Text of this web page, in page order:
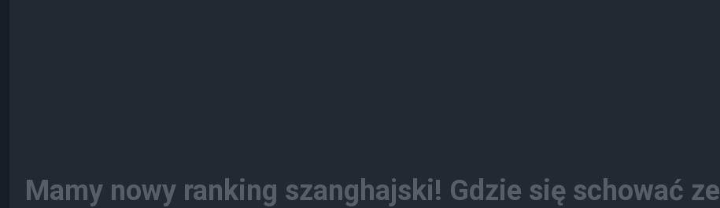
Mamy nowy ranking szanghajski! Gdzie się schować ze